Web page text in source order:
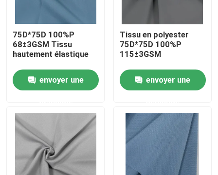
Contrôle de la qualité
Contact
nouvelles
Tissu de mémoire de polyester
Tissu de taffetas de polyester
75D*75D 100%P
68±3GSM Tissu
hautement élastique
envoyer une
Tissu en polyester
75D*75D 100%P
115±3GSM
envoyer une